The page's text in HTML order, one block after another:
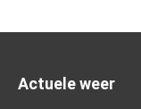
Actuele weer